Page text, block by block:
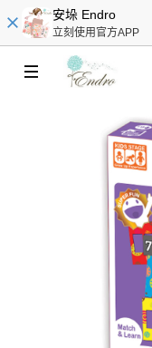
安垛 Endro
立刻使用官方APP